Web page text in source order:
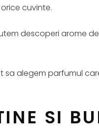
cuvinte.
descoperi arome
alegem parfumul
SI